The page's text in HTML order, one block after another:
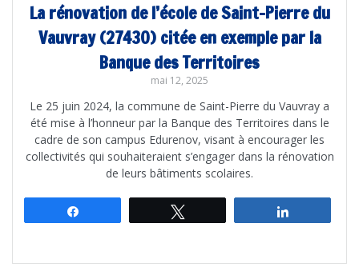
La rénovation de l’école de Saint-Pierre du
Vauvray (27430) citée en exemple par la
Banque des Territoires
mai 12, 2025
Le 25 juin 2024, la commune de Saint-Pierre du Vauvray a
été mise à l’honneur par la Banque des Territoires dans le
cadre de son campus Edurenov, visant à encourager les
collectivités qui souhaiteraient s’engager dans la rénovation
de leurs bâtiments scolaires.